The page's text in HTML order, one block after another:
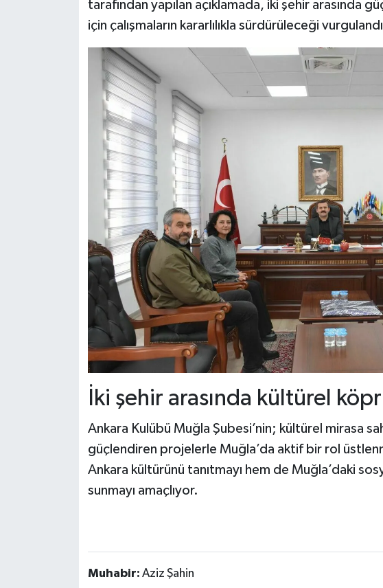
tarafından yapılan açıklamada, iki şehir arasında
için çalışmaların kararlılıkla sürdürüleceği
İki şehir arasında kültürel
Ankara Kulübü Muğla Şubesi’nin; kültürel mirasa
güçlendiren projelerle Muğla’da aktif bir rol
Ankara kültürünü tanıtmayı hem de Muğla’daki
sunmayı amaçlıyor.
Muhabir: Aziz Şahin